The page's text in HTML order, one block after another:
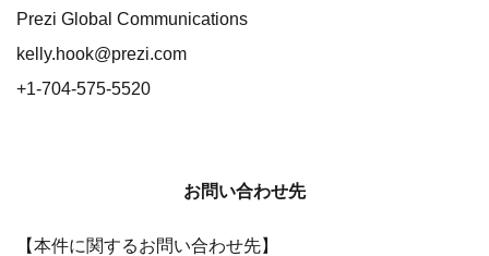
Prezi Global Communications
kelly.hook@prezi.com
+1-704-575-5520
お問い合わせ先
【本件に関するお問い合わせ先】